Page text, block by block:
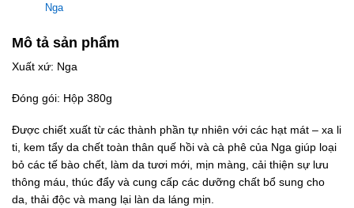
Nga
Mô tả sản phẩm
Xuất xứ: Nga
Đóng gói: Hộp 380g
Được chiết xuất từ các thành phần tự nhiên với các hạt mát – xa li
ti, kem tẩy da chết toàn thân quế hồi và cà phê của Nga giúp loại
bỏ các tế bào chết, làm da tươi mới, mịn màng, cải thiện sự lưu
thông máu, thúc đẩy và cung cấp các dưỡng chất bổ sung cho
da, thải độc và mang lại làn da láng mịn.